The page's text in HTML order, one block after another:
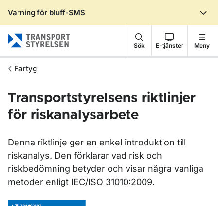
Varning för bluff-SMS
Sök E-tjänster Meny
Fartyg
Transportstyrelsens riktlinjer
för riskanalysarbete
Denna riktlinje ger en enkel introduktion till
riskanalys. Den förklarar vad risk och
riskbedömning betyder och visar några vanliga
metoder enligt IEC/ISO 31010:2009.